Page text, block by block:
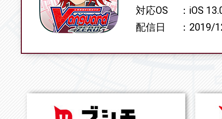
対応OS
iOS
配信日
2019/